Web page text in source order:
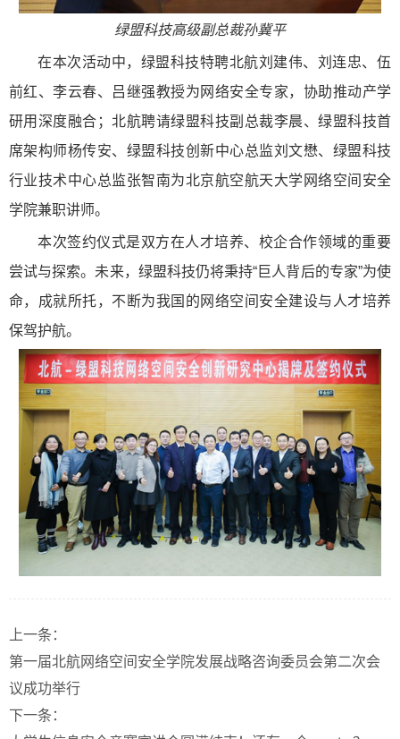
绿盟科技高级副总裁孙冀平
在本次活动中，绿盟科技特聘北航刘建伟、刘连忠、伍
前红、李云春、吕继强教授为网络安全专家，协助推动产学
研用深度融合；北航聘请绿盟科技副总裁李晨、绿盟科技首
席架构师杨传安、绿盟科技创新中心总监刘文懋、绿盟科技
行业技术中心总监张智南为北京航空航天大学网络空间安全
学院兼职讲师。
本次签约仪式是双方在人才培养、校企合作领域的重要
尝试与探索。未来，绿盟科技仍将秉持“巨人背后的专家”为使
命，成就所托，不断为我国的网络空间安全建设与人才培养
保驾护航。
上一条：
第一届北航网络空间安全学院发展战略咨询委员会第二次会
议成功举行
下一条：